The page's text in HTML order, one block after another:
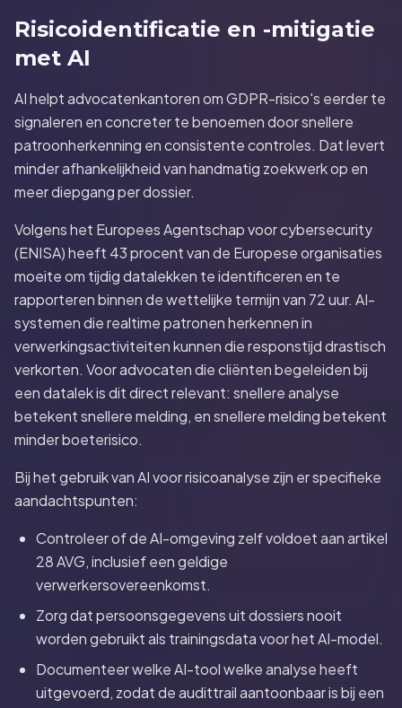
Risicoidentificatie en -mitigatie
met AI
AI helpt advocatenkantoren om GDPR-risico's eerder te
signaleren en concreter te benoemen door snellere
patroonherkenning en consistente controles. Dat levert
minder afhankelijkheid van handmatig zoekwerk op en
meer diepgang per dossier.
Volgens het Europees Agentschap voor cybersecurity
(ENISA) heeft 43 procent van de Europese organisaties
moeite om tijdig datalekken te identificeren en te
rapporteren binnen de wettelijke termijn van 72 uur. AI-
systemen die realtime patronen herkennen in
verwerkingsactiviteiten kunnen die responstijd drastisch
verkorten. Voor advocaten die cliënten begeleiden bij
een datalek is dit direct relevant: snellere analyse
betekent snellere melding, en snellere melding betekent
minder boeterisico.
Bij het gebruik van AI voor risicoanalyse zijn er specifieke
aandachtspunten:
Controleer of de AI-omgeving zelf voldoet aan artikel
28 AVG, inclusief een geldige
verwerkersovereenkomst.
Zorg dat persoonsgegevens uit dossiers nooit
worden gebruikt als trainingsdata voor het AI-model.
Documenteer welke AI-tool welke analyse heeft
uitgevoerd, zodat de audittrail aantoonbaar is bij een